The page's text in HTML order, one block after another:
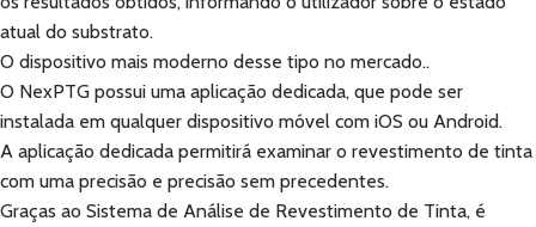
atual do substrato.
O dispositivo mais moderno desse tipo no mercado..
O NexPTG possui uma aplicação dedicada, que pode ser
instalada em qualquer dispositivo móvel com iOS ou Android.
A aplicação dedicada permitirá examinar o revestimento de tinta
com uma precisão e precisão sem precedentes.
Graças ao Sistema de Análise de Revestimento de Tinta, é